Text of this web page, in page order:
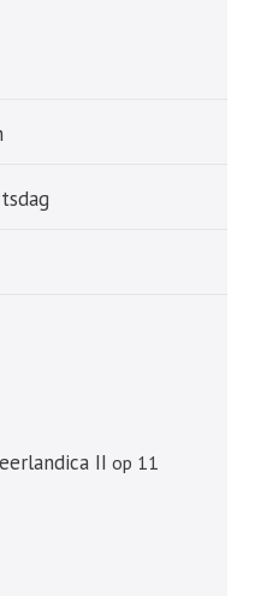
II op 11